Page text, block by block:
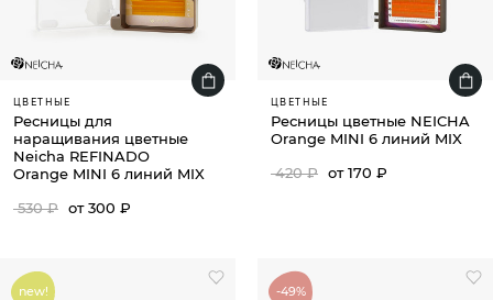
ЦВЕТНЫЕ
Ресницы для
наращивания цветные
Neicha REFINADO
Orange MINI 6 линий MIX
530 ₽ от 300 ₽
ЦВЕТНЫЕ
Ресницы цветные NEICHA
Orange MINI 6 линий MIX
420 ₽ от 170 ₽
new! -49%